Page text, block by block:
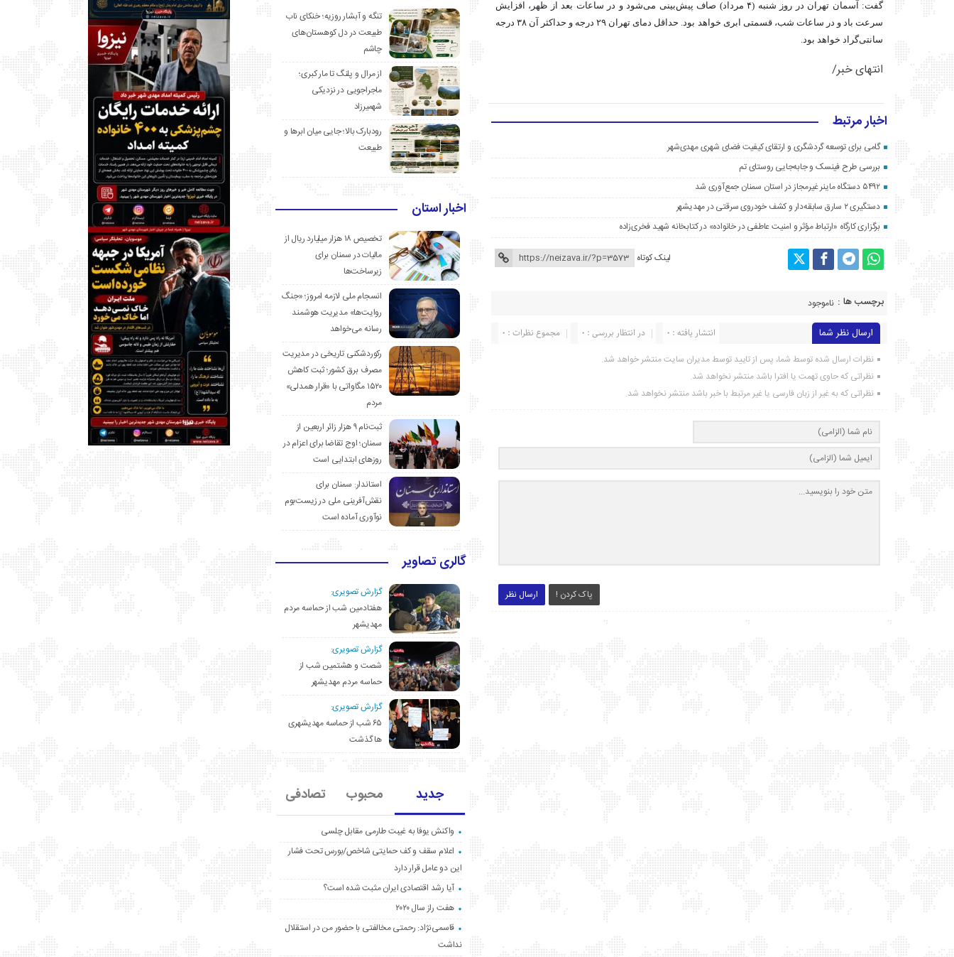
گفت: آسمان تهران در روز شنبه (۴ مرداد) صاف پیش‌بینی می‌شود و در ساعات بعد از ظهر، افزایش
سرعت باد و در ساعات شب، قسمتی ابری خواهد بود. حداقل دمای تهران ۲۹ درجه و حداکثر آن ۳۸ درجه
سانتی‌گراد خواهد بود.
انتهای خبر/
اخبار مرتبط
گامی برای توسعه گردشگری و ارتقای کیفیت فضای شهری مهدی‌شهر
بررسی طرح فینسک و جابه‌جایی روستای تم
۵۴۹۲ دستگاه ماینر غیرمجاز در استان سمنان جمع‌آوری شد
دستگیری ۲ سارق سابقه‌دار و کشف خودروی سرقتی در مهدیشهر
برگزاری کارگاه «ارتباط مؤثر و امنیت عاطفی در خانواده» در کتابخانه شهید فخری‌زاده
لینک کوتاه
برچسب ها : ناموجود
ارسال نظر شما مجموع نظرات : 0 در انتظار بررسی : 0 انتشار یافته : ۰
نظرات ارسال شده توسط شما، پس از تایید توسط مدیران سایت منتشر خواهد شد.
نظراتی که حاوی تهمت یا افترا باشد منتشر نخواهد شد.
نظراتی که به غیر از زبان فارسی یا غیر مرتبط با خبر باشد منتشر نخواهد شد.
ارسال نظر پاک کردن !
تنگه و آبشار روزیه؛ خنکای ناب
طبیعت در دل کوهستان‌های
چاشم
از مرال و پلنگ تا مار کبری؛
ماجراجویی در نزدیکی
شهمیرزاد
رودبارک بالا؛ جایی میان ابرها و
طبیعت
اخبار استان
تخصیص ۱۸ هزار میلیارد ریال از
مالیات در سمنان برای
زیرساخت‌ها
انسجام ملی لازمه امروز؛ «جنگ
روایت‌ها» مدیریت هوشمند
رسانه می‌خواهد
رکوردشکنی تاریخی در مدیریت
مصرف برق کشور؛ ثبت کاهش
۱۵۲۰ مگاواتی با «قرار همدلی»
مردم
ثبت‌نام ۹ هزار زائر اربعین از
سمنان؛ اوج تقاضا برای اعزام در
روزهای ابتدایی است
استاندار: سمنان برای
نقش‌آفرینی ملی در زیست‌بوم
نوآوری آماده است
گالری تصاویر
گزارش تصویری:
هفتادمین شب از حماسه مردم
مهدیشهر
گزارش تصویری:
شصت و هشتمین شب از
حماسه مردم مهدیشهر
گزارش تصویری:
۶۵ شب از حماسه مهدیشهری
ها گذشت
جدید محبوب تصادفی
واکنش یوفا به غیبت طارمی مقابل چلسی
اعلام سقف و کف حمایتی شاخص/بورس تحت فشار
این دو عامل قرار دارد
آیا رشد اقتصادی ایران مثبت شده است؟
هفت راز سال ۲۰۲۰
قاسمی‌نژاد: رحمتی مخالفتی با حضور من در استقلال
نداشت